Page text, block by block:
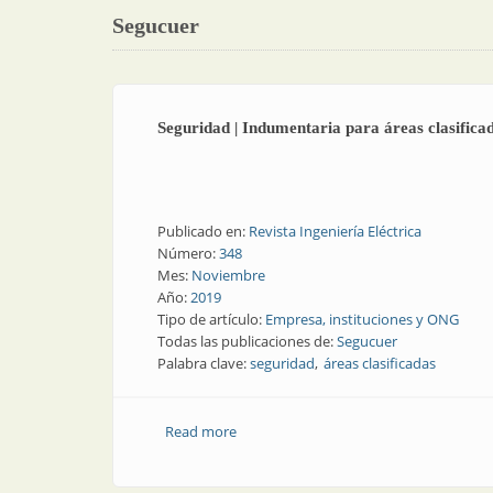
Segucuer
Seguridad | Indumentaria para áreas
Publicado en: Revista Ingeniería Eléctrica
Número:348
Mes: Noviembre
Año:2019
Tipo de artículo: Empresa, instituciones y ONG
Todas las publicaciones de:Segucuer
Palabra clave:seguridad áreas clasificadas
Read moreabout Seguridad | Indumentaria para